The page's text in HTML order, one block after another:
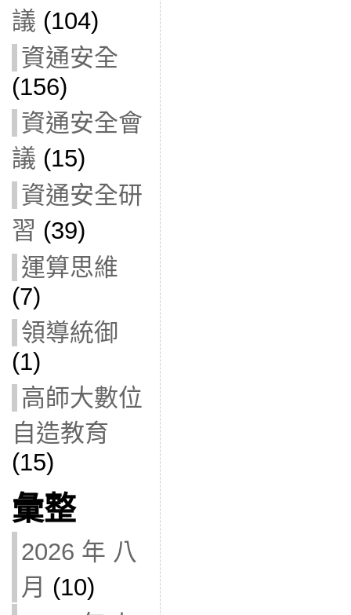
議 (104)
資通安全
(156)
資通安全會
議 (15)
資通安全研
習 (39)
運算思維
(7)
領導統御
(1)
高師大數位
自造教育
(15)
彙整
2026 年 八
月 (10)